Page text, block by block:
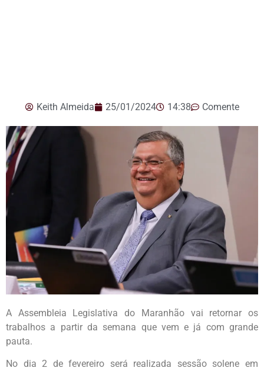
Keith Almeida 25/01/2024 14:38 Comente
A Assembleia Legislativa do Maranhão vai retornar os
trabalhos a partir da semana que vem e já com grande
pauta.
No dia 2 de fevereiro será realizada sessão solene em